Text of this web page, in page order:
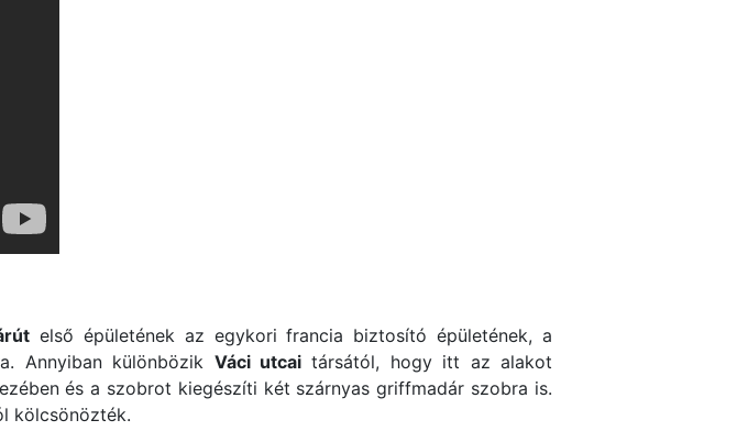
első épületének az egykori francia biztosító épületének, a
Annyiban különbözik Váci utcai társától, hogy itt az alakot
és a szobrot kiegészíti két szárnyas griffmadár szobra is.
kölcsönözték.